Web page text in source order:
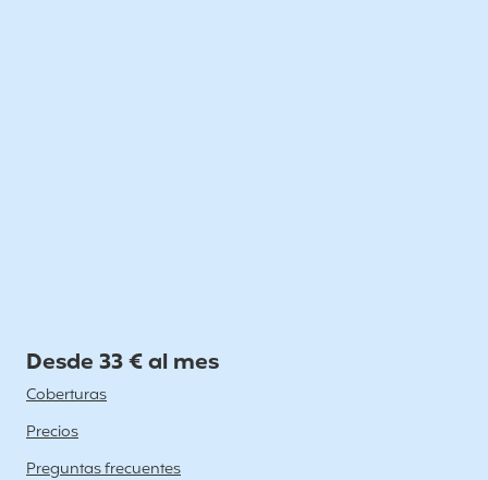
Desde 33 € al mes
Coberturas
Precios
Preguntas frecuentes